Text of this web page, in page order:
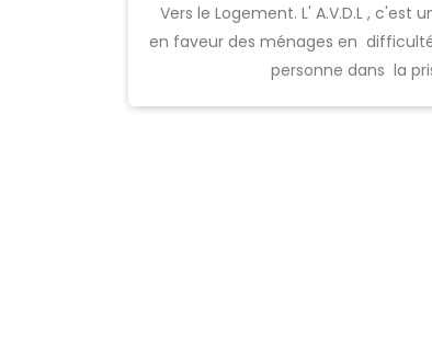
Vers le Logement. L' A.V.D.L ,
en faveur des ménages en
personne dans la